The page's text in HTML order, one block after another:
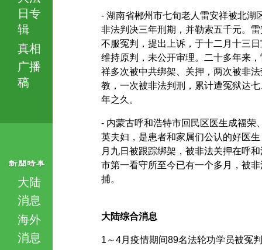
日专
辑
真相
广播
稿
大陆
消息
海外
消息
- 湖南省郴州市七旬老人雷安祥被北湖
非法判决三年刑期，并勒索五千元。雷
不服冤判，提出上诉，于十二月十三日
维持原判，未公开审理。二十多年来，
祥多次被中共绑架、关押，两次被非法
教，一次被非法判刑，累计遭冤狱达七
年之久。
- 内蒙古呼和浩特市回民区医生成福荣
英夫妇，是患者和家属们公认的好医生
月九日被跟踪绑架，被非法关押在呼
市第一看守所至今已有一个多月，被非
捕。
大陆综合消息
1～4月疫情期间89名法轮功学员被冤判